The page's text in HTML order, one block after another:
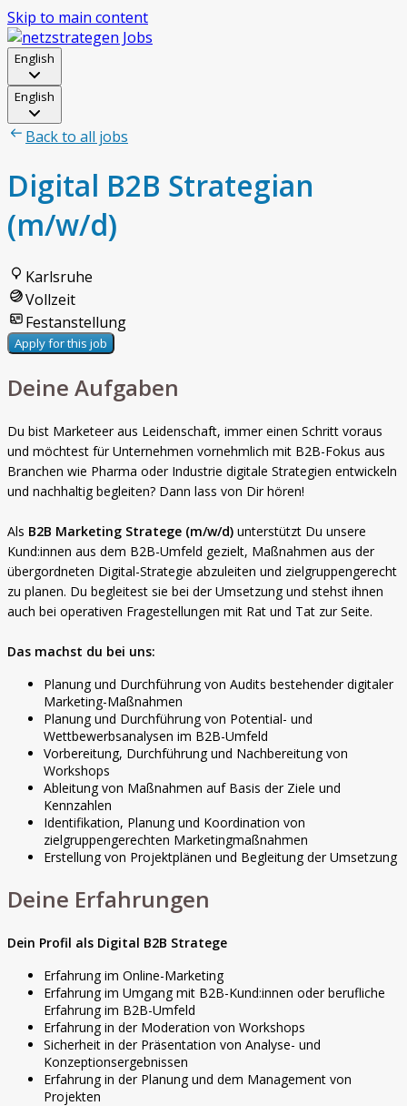
Skip to main content
English
English
Back to all jobs
Digital B2B Strategian
(m/w/d)
Karlsruhe
Vollzeit
Festanstellung
Apply for this job
Deine Aufgaben
Du bist Marketeer aus Leidenschaft, immer einen Schritt voraus
und möchtest für Unternehmen vornehmlich mit B2B-Fokus aus
Branchen wie Pharma oder Industrie digitale Strategien entwickeln
und nachhaltig begleiten? Dann lass von Dir hören!
Als B2B Marketing Stratege (m/w/d) unterstützt Du unsere
Kund:innen aus dem B2B-Umfeld gezielt, Maßnahmen aus der
übergordneten Digital-Strategie abzuleiten und zielgruppengerecht
zu planen. Du begleitest sie bei der Umsetzung und stehst ihnen
auch bei operativen Fragestellungen mit Rat und Tat zur Seite.
Das machst du bei uns:
Planung und Durchführung von Audits bestehender digitaler
Marketing-Maßnahmen
Planung und Durchführung von Potential- und
Wettbewerbsanalysen im B2B-Umfeld
Vorbereitung, Durchführung und Nachbereitung von
Workshops
Ableitung von Maßnahmen auf Basis der Ziele und
Kennzahlen
Identifikation, Planung und Koordination von
zielgruppengerechten Marketingmaßnahmen
Erstellung von Projektplänen und Begleitung der Umsetzung
Deine Erfahrungen
Dein Profil als Digital B2B Stratege
Erfahrung im Online-Marketing
Erfahrung im Umgang mit B2B-Kund:innen oder berufliche
Erfahrung im B2B-Umfeld
Erfahrung in der Moderation von Workshops
Sicherheit in der Präsentation von Analyse- und
Konzeptionsergebnissen
Erfahrung in der Planung und dem Management von
Projekten